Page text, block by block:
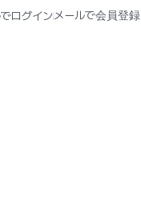
ログインメールで会員登録